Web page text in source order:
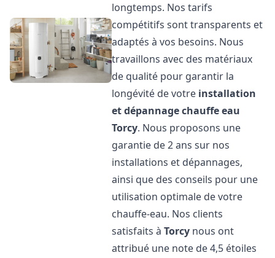
longtemps. Nos tarifs
compétitifs sont transparents et
adaptés à vos besoins. Nous
travaillons avec des matériaux
de qualité pour garantir la
longévité de votre installation
et dépannage chauffe eau
Torcy. Nous proposons une
garantie de 2 ans sur nos
installations et dépannages,
ainsi que des conseils pour une
utilisation optimale de votre
chauffe-eau. Nos clients
satisfaits àTorcy nous ont
attribué une note de 4,5 étoiles